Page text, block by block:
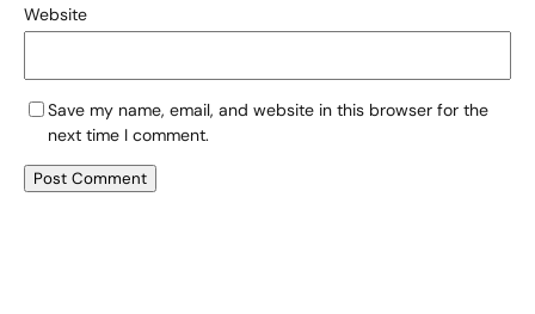
Website
Save my name, email, and website in this browser for the
next time I comment.